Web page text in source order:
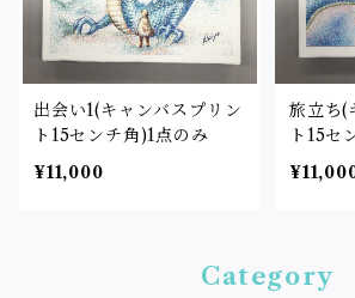
出会い1(キャンバスプリン
ト15センチ角)1点のみ
¥11,000
旅立ち(
ト15セ
Category